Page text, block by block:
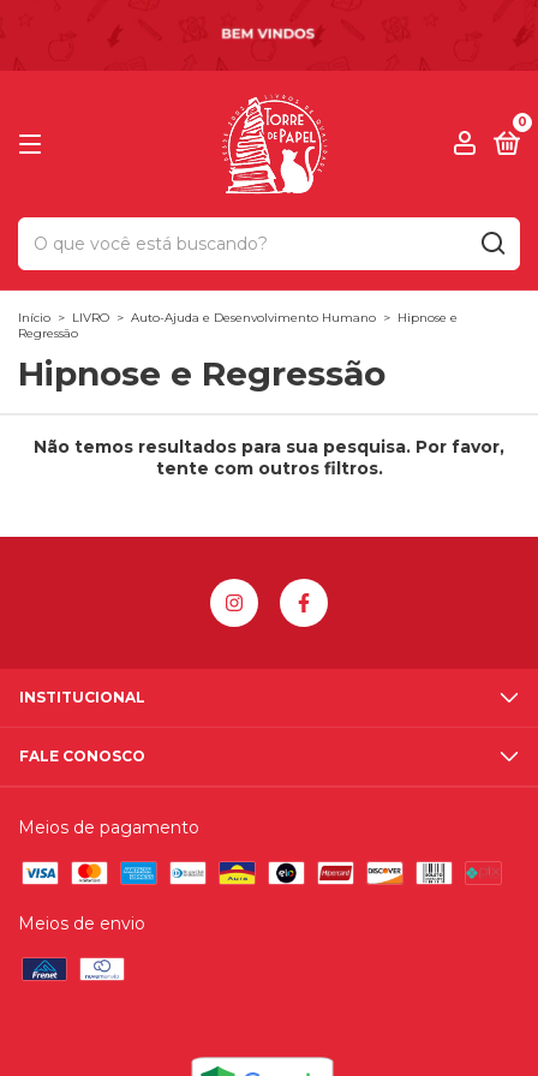
0
Início > LIVRO > Auto-Ajuda e Desenvolvimento Humano > Hipnose e
Regressão
Hipnose e Regressão
Não temos resultados para sua pesquisa. Por favor,
tente com outros filtros.
INSTITUCIONAL
FALE CONOSCO
Meios de pagamento
Meios de envio